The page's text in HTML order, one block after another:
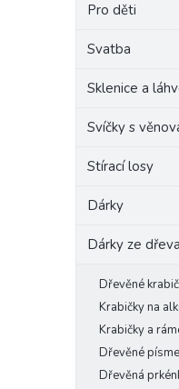
Pro děti
Svatba
Sklenice a
Svíčky s
Stírací losy
Dárky
Dárky ze dřeva
Dřevěné
Krabičky na
Krabičky a
Dřevěné
Dřevěná